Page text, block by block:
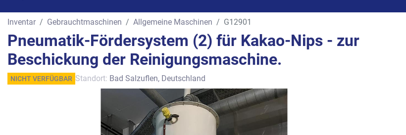
Inventar Gebrauchtmaschinen Allgemeine Maschinen G12901
Pneumatik-Fördersystem (2) für Kakao-Nips - zur
Beschickung der Reinigungsmaschine.
NICHT VERFÜGBAR Standort: Bad Salzuflen, Deutschland